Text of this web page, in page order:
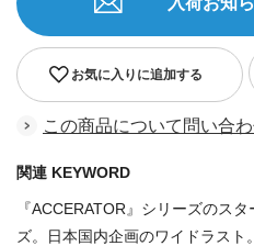
お気に入りに追加する
この商品について問い合
関連 KEYWORD
『ACCERATOR』シリーズのス
ズ。日本国内企画のワイドラス